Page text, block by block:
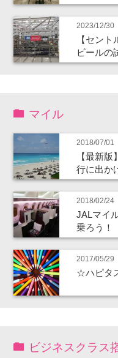
2023/12/30
【セン
ビールの
マイル
2018/07/01
【最新
行に出か
2018/02/24
JALマイ
乗ろう！
2017/05/29
☆ハピタ
ビジネスクラス